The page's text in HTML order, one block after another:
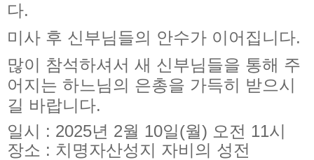
다.
미사 후 신부님들의 안수가 이어집니다.
많이 참석하셔서 새 신부님들을 통해 주
어지는 하느님의 은총을 가득히 받으시
길 바랍니다.
일시 : 2025년 2월 10일(월) 오전 11시
장소 : 치명자산성지 자비의 성전